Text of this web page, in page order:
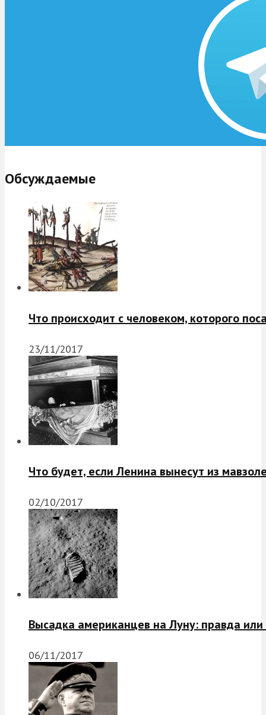
Обсуждаемые
Что происходит с человеком, которого
23/11/2017
Что будет, если Ленина вынесут из
02/10/2017
Высадка американцев на Луну: правда
06/11/2017